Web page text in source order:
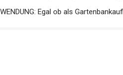
Egal ob als